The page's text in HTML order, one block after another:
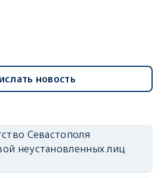
новость
Севастополя
неустановленных лиц